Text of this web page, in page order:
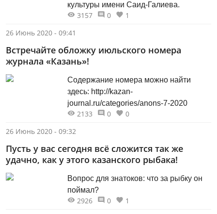
культуры имени Саид-Галиева.
3157 0
1
26 Июнь 2020 - 09:41
Встречайте обложку июльского номера
журнала «Казань»!
Содержание номера можно найти
здесь: http://kazan-
journal.ru/categories/anons-7-2020
2133 0
0
26 Июнь 2020 - 09:32
Пусть у вас сегодня всё сложится так же
удачно, как у этого казанского рыбака!
Вопрос для знатоков: что за рыбку он
поймал?
2926 0 1